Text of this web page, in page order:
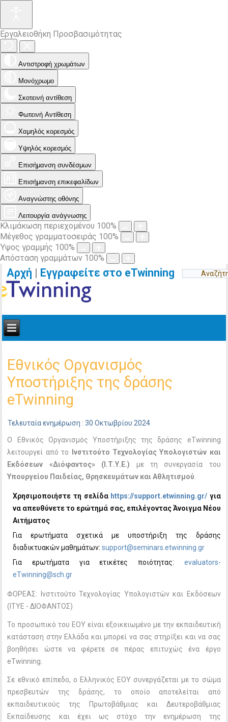
Εργαλειοθήκη Προσβασιμότητας
Αντιστροφή χρωμάτων
Μονόχρωμο
Σκοτεινή αντίθεση
Φωτεινή Αντίθεση
Χαμηλός κορεσμός
Υψηλός κορεσμός
Επισήμανση συνδέσμων
Επισήμανση επικεφαλίδων
Αναγνώστης οθόνης
Λειτουργία ανάγνωσης
Κλιμάκωση περιεχομένου 100%
Μέγεθος γραμματοσειράς 100%
Ύψος γραμμής 100%
Απόσταση γραμμάτων 100%
Αρχή | Εγγραφείτε στο eTwinning
Εθνικός Οργανισμός
Υποστήριξης της δράσης
eTwinning
Τελευταία ενημέρωση : 30 Οκτωβρίου 2024
Ο Εθνικός Οργανισμός Υποστήριξης της δράσης eTwinning
λειτουργεί από το
Ινστιτούτο Τεχνολογίας Υπολογιστών και
Εκδόσεων «Διόφαντος» (Ι.Τ.Υ.Ε.) με τη συνεργασία του
Υπουργείου Παιδείας, Θρησκευμάτων και Αθλητισμού
Χρησιμοποιήστε τη σελίδα https://support.etwinning.gr/ για
να απευθύνετε το ερώτημά σας, επιλέγοντας Άνοιγμα Νέου
Αιτήματος
Για ερωτήματα σχετικά με υποστήριξη της δράσης
διαδικτυακών μαθημάτων:support@seminars.etwinning.gr
Για ερωτήματα για ετικέτες ποιότητας: evaluators-
eTwinning@sch.gr
ΦΟΡΕΑΣ: Ινστιτούτο Τεχνολογίας Υπολογιστών και Εκδόσεων
(ΙΤΥE - ΔΙΟΦΑΝΤΟΣ)
Το προσωπικό του ΕΟΥ είναι εξοικειωμένο με την εκπαιδευτική
κατάσταση στην Ελλάδα και μπορεί να σας στηρίξει και να σας
βοηθήσει ώστε να φέρετε σε πέρας επιτυχώς ένα έργο
eTwinning.
Σε εθνικό επίπεδο, ο Ελληνικός ΕΟΥ συνεργάζεται με το σώμα
πρεσβευτών της δράσης, το οποίο αποτελείται από
εκπαιδευτικούς της Πρωτοβάθμιας και Δευτεροβάθμιας
Εκπαίδευσης και έχει ως στόχο την ενημέρωση της